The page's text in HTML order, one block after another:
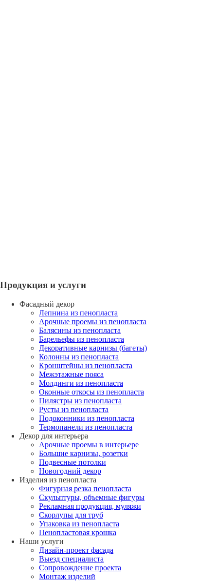
Продукция и услуги
Фасадный декор
Лепнина из пенопласта
Арочные проемы из пенопласта
Балясины из пенопласта
Барельефы из пенопласта
Декоративные карнизы (багеты)
Колонны из пенопласта
Кронштейны из пенопласта
Межэтажные пояса
Молдинги из пенопласта
Оконные откосы из пенопласта
Пилястры из пенопласта
Русты из пенопласта
Подоконники из пенопласта
Термопанели из пенопласта
Декор для интерьера
Арочные проемы в интерьере
Большие карнизы, розетки
Подвесные потолки
Новогодний декор
Изделия из пенопласта
Фигурная резка пенопласта
Скульптуры, объемные фигуры
Рекламная продукция, муляжи
Скорлупы для труб
Упаковка из пенопласта
Пенопластовая крошка
Наши услуги
Дизайн-проект фасада
Выезд специалиста
Сопровождение проекта
Монтаж изделий